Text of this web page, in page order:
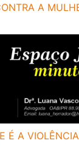
A
É A